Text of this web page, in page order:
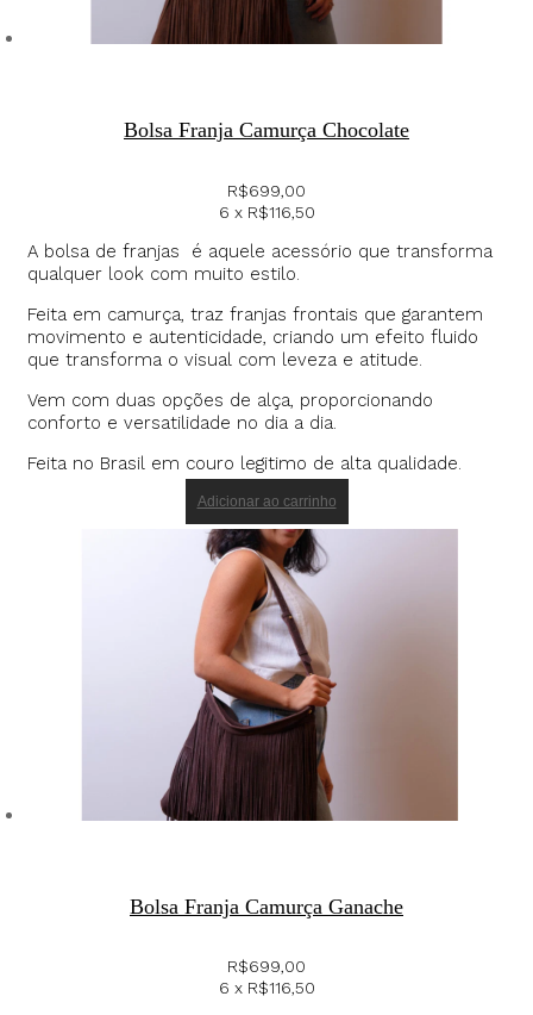
Bolsa Franja Camurça Chocolate
R$699,00
6 x R$116,50
A bolsa de franjas é aquele acessório que transforma
qualquer look com muito estilo.
Feita em camurça, traz franjas frontais que garantem
movimento e autenticidade, criando um efeito fluido
que transforma o visual com leveza e atitude.
Vem com duas opções de alça, proporcionando
conforto e versatilidade no dia a dia.
Feita no Brasil em couro legitimo de alta qualidade.
Adicionar ao carrinho
Bolsa Franja Camurça Ganache
R$699,00
6 x R$116,50